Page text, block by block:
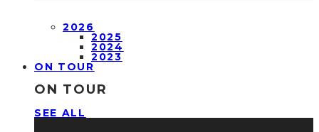
2026
2025
2024
2023
ON TOUR
ON TOUR
SEE ALL